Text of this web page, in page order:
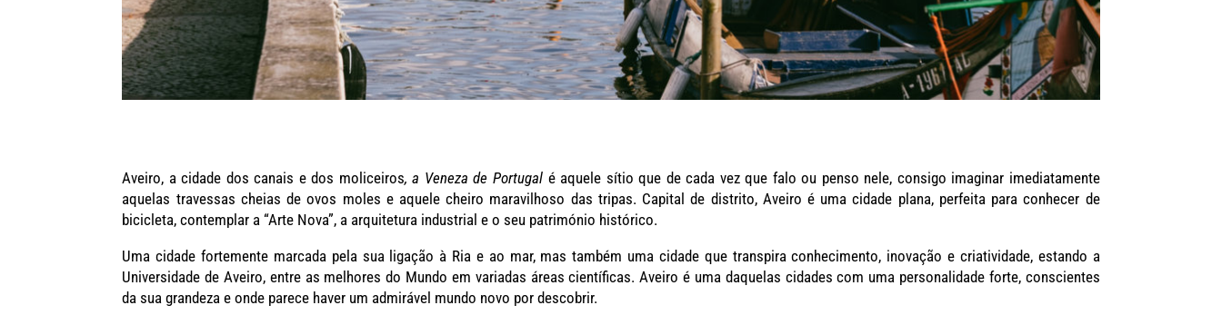
Aveiro, a cidade dos canais e dos moliceiros, a Veneza de Portugal é aquele sítio que de cada vez que falo ou penso nele, consigo imaginar imediatamente
aquelas travessas cheias de ovos moles e aquele cheiro maravilhoso das tripas. Capital de distrito, Aveiro é uma cidade plana, perfeita para conhecer de
bicicleta, contemplar a “Arte Nova”, a arquitetura industrial e o seu património histórico.
Uma cidade fortemente marcada pela sua ligação à Ria e ao mar, mas também uma cidade que transpira conhecimento, inovação e criatividade, estando a
Universidade de Aveiro, entre as melhores do Mundo em variadas áreas científicas. Aveiro é uma daquelas cidades com uma personalidade forte, conscientes
da sua grandeza e onde parece haver um admirável mundo novo por descobrir.